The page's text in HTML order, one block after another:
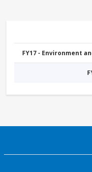
FY17 -